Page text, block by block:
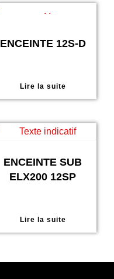
ENCEINTE 12S-D
Lire la suite
ENCEINTE SUB
ELX200 12SP
Lire la suite